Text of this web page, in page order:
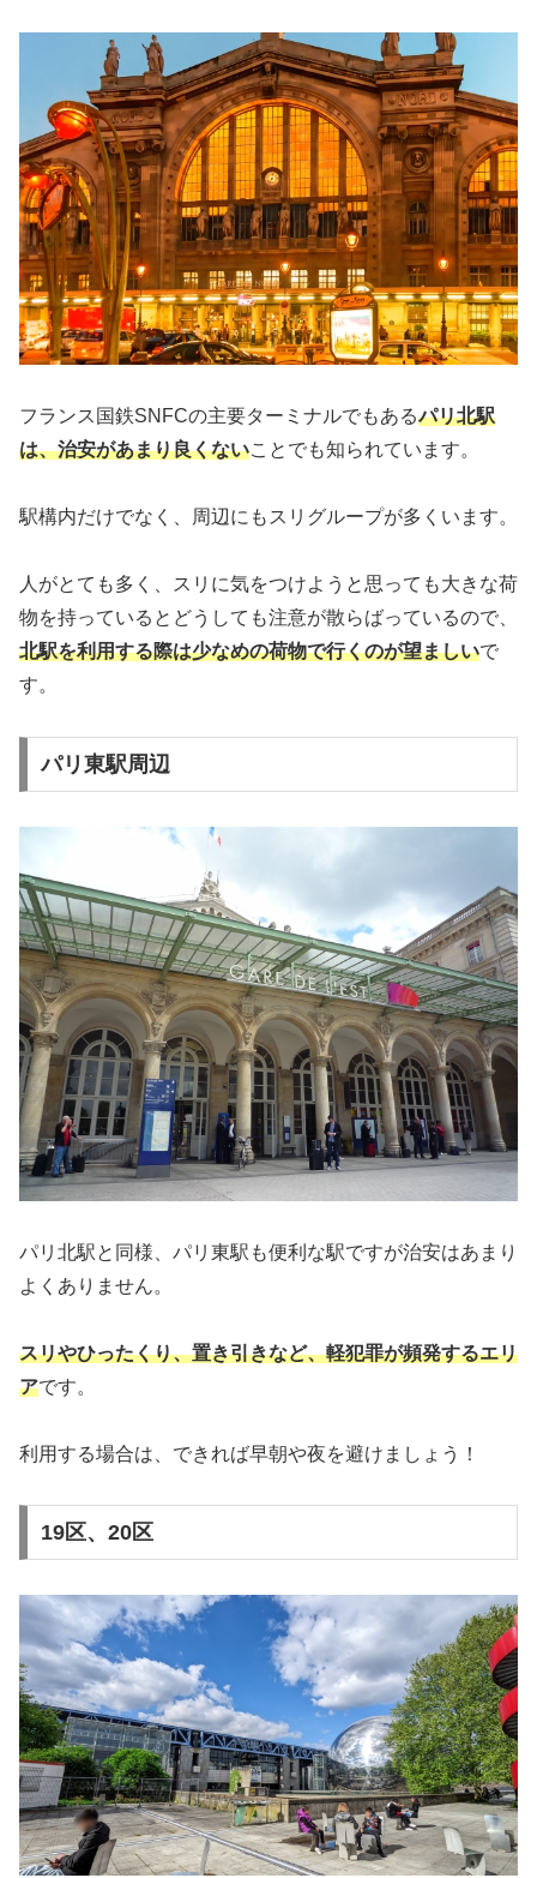
フランス国鉄SNFCの主要ターミナルでもあるパリ北駅
は、治安があまり良くないことでも知られています。
駅構内だけでなく、周辺にもスリグループが多くいます。
人がとても多く、スリに気をつけようと思っても大きな荷
物を持っているとどうしても注意が散らばっているので、
北駅を利用する際は少なめの荷物で行くのが望ましいで
す。
パリ東駅周辺
パリ北駅と同様、パリ東駅も便利な駅ですが治安はあまり
よくありません。
スリやひったくり、置き引きなど、軽犯罪が頻発するエリ
アです。
利用する場合は、できれば早朝や夜を避けましょう！
19区、20区